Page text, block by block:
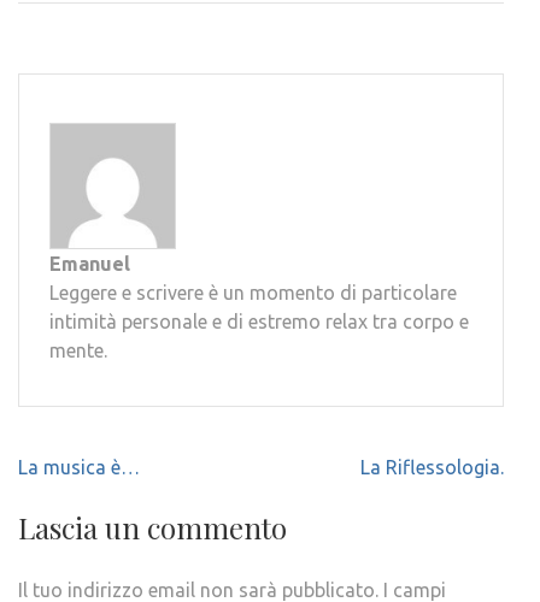
Emanuel
Leggere e scrivere è un momento di particolare
intimità personale e di estremo relax tra corpo e
mente.
Navigazione
La musica è… La Riflessologia.
Lascia un commento
Il tuo indirizzo email non sarà pubblicato. I campi